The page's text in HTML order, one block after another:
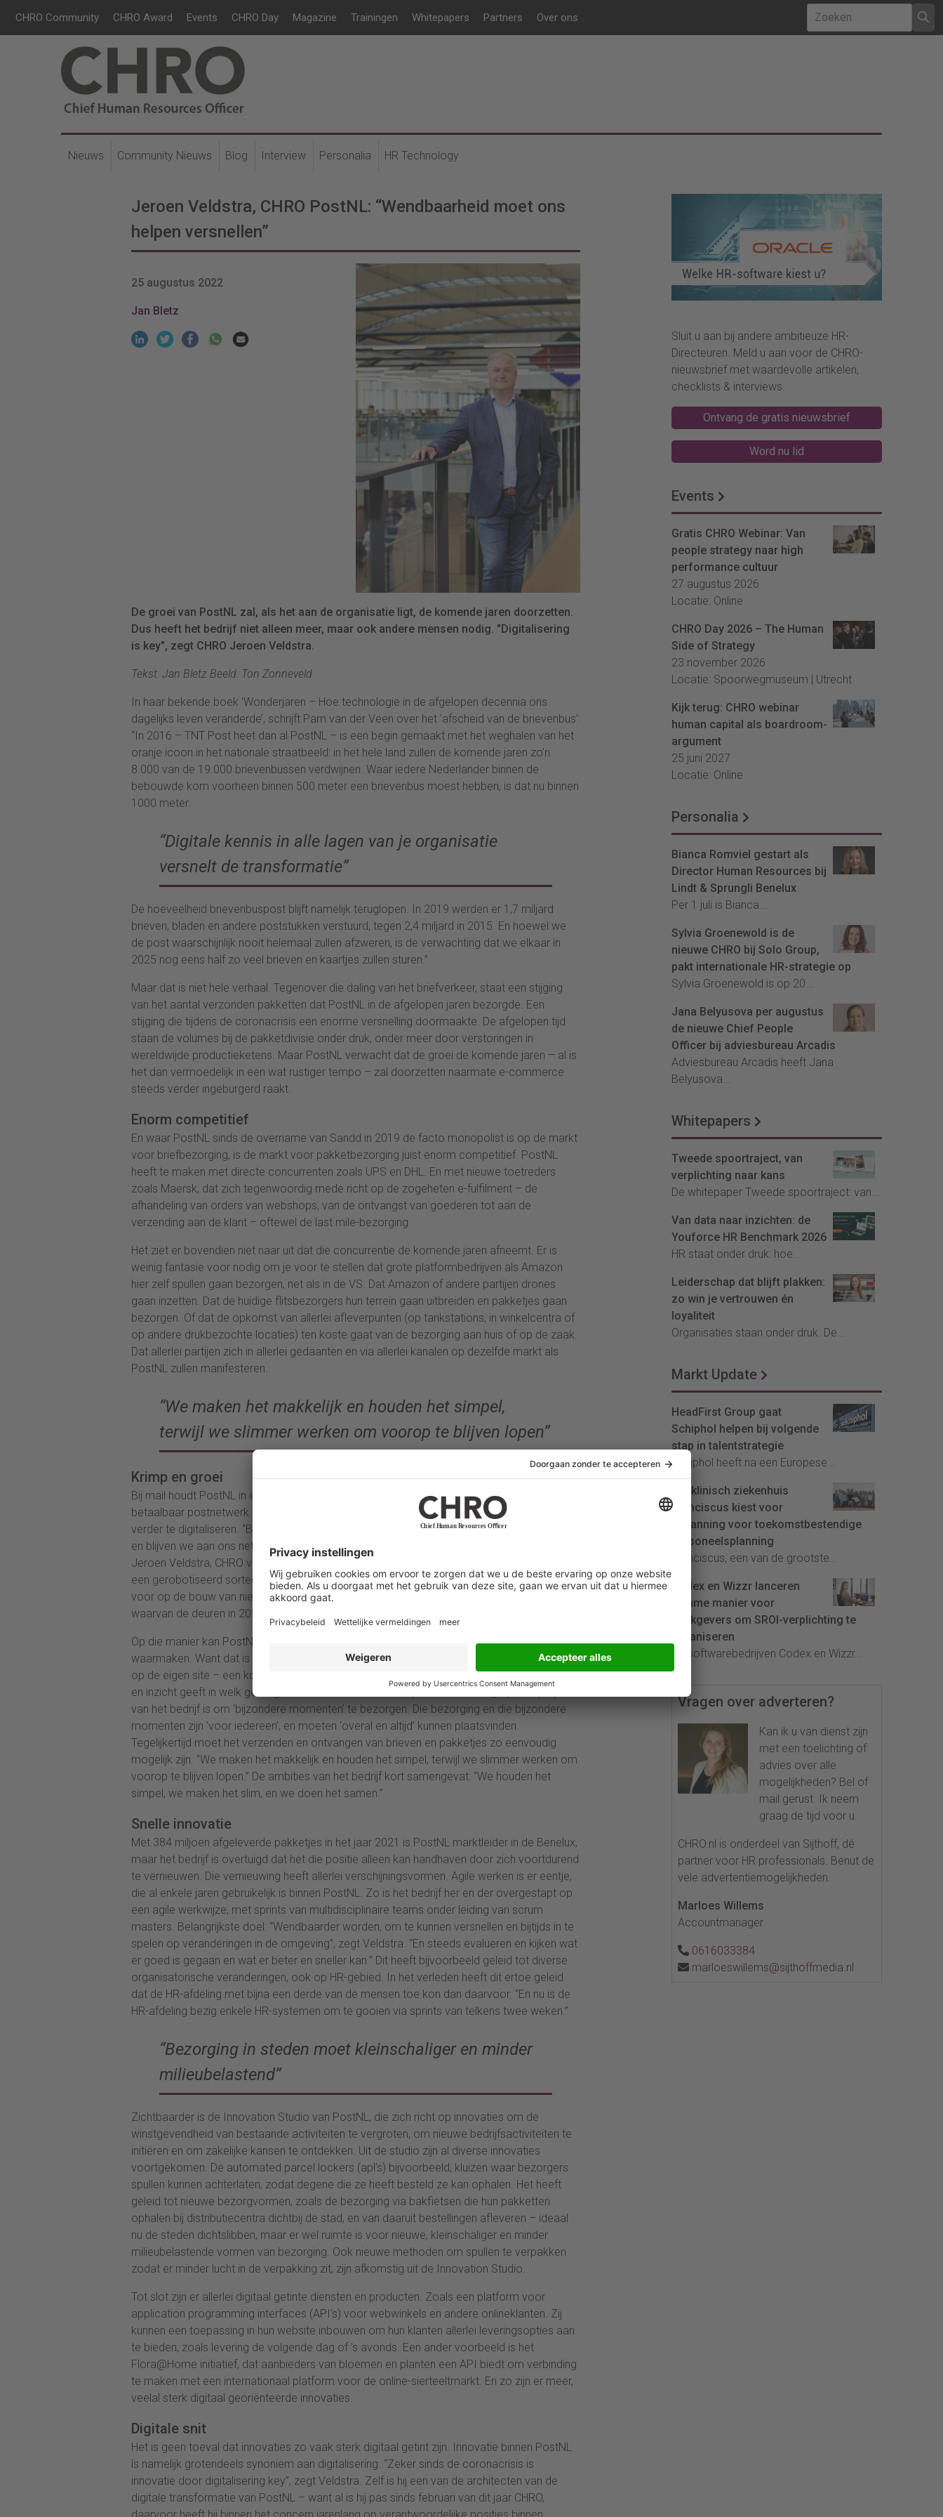
CHRO Community CHRO Award Events CHRO Day Magazine Trainingen Whitepapers Partners Over ons
Nieuws Community Nieuws Blog Interview Personalia HR Technology
Jeroen Veldstra, CHRO PostNL: “Wendbaarheid moet ons
helpen versnellen”
25 augustus 2022
Jan Bletz
De groei van PostNL zal, als het aan de organisatie ligt, de komende jaren doorzetten.
Dus heeft het bedrijf niet alleen meer, maar ook andere mensen nodig. "Digitalisering
is key", zegt CHRO Jeroen Veldstra.
Tekst: Jan Bletz Beeld: Ton Zonneveld
In haar bekende boek ‘Wonderjaren – Hoe technologie in de afgelopen decennia ons
dagelijks leven veranderde’, schrijft Pam van der Veen over het ‘afscheid van de brievenbus’:
“In 2016 – TNT Post heet dan al PostNL – is een begin gemaakt met het weghalen van het
oranje icoon in het nationale straatbeeld: in het hele land zullen de komende jaren zo’n
8.000 van de 19.000 brievenbussen verdwijnen. Waar iedere Nederlander binnen de
bebouwde kom voorheen binnen 500 meter een brievenbus moest hebben, is dat nu binnen
1000 meter.
“Digitale kennis in alle lagen van je organisatie
versnelt de transformatie”
De hoeveelheid brievenbuspost blijft namelijk teruglopen. In 2019 werden er 1,7 miljard
brieven, bladen en andere poststukken verstuurd, tegen 2,4 miljard in 2015. En hoewel we
de post waarschijnlijk nooit helemaal zullen afzweren, is de verwachting dat we elkaar in
2025 nog eens half zo veel brieven en kaartjes zullen sturen.”
Maar dat is niet hele verhaal. Tegenover die daling van het briefverkeer, staat een stijging
van het aantal verzonden pakketten dat PostNL in de afgelopen jaren bezorgde. Een
stijging die tijdens de coronacrisis een enorme versnelling doormaakte. De afgelopen tijd
staan de volumes bij de pakketdivisie onder druk, onder meer door verstoringen in
wereldwijde productieketens. Maar PostNL verwacht dat de groei de komende jaren – al is
het dan vermoedelijk in een wat rustiger tempo – zal doorzetten naarmate e-commerce
steeds verder ingeburgerd raakt.
Enorm competitief
En waar PostNL sinds de overname van Sandd in 2019 de facto monopolist is op de markt
voor briefbezorging, is de markt voor pakketbezorging juist enorm competitief. PostNL
heeft te maken met directe concurrenten zoals UPS en DHL. En met nieuwe toetreders
zoals Maersk, dat zich tegenwoordig mede richt op de zogeheten e-fulfilment – de
afhandeling van orders van webshops, van de ontvangst van goederen tot aan de
verzending aan de klant – oftewel de last mile-bezorging.
Het ziet er bovendien niet naar uit dat die concurrentie de komende jaren afneemt. Er is
weinig fantasie voor nodig om je voor te stellen dat grote platformbedrijven als Amazon
hier zelf spullen gaan bezorgen, net als in de VS. Dat Amazon of andere partijen drones
gaan inzetten. Dat de huidige flitsbezorgers hun terrein gaan uitbreiden en pakketjes gaan
bezorgen. Of dat de opkomst van allerlei afleverpunten (op tankstations, in winkelcentra of
op andere drukbezochte locaties) ten koste gaat van de bezorging aan huis of op de zaak.
Dat allerlei partijen zich in allerlei gedaanten en via allerlei kanalen op dezelfde markt als
PostNL zullen manifesteren.
“We maken het makkelijk en houden het simpel,
terwijl we slimmer werken om voorop te blijven lopen”
Krimp en groei
Bij mail houdt PostNL in een krimpende markt de focus op een bereikbaar, betrouwbaar en
betaalbaar postnetwerk door processen te centraliseren en door producten en diensten
verder te digitaliseren. “Bij pakketten richten we ons in op verdere groei van e-commerce
en blijven we aan ons netwerk bouwen om onze klanten optimaal te kunnen bedienen”, zegt
Jeroen Veldstra, CHRO van PostNL. “We hebben 27 sorteercentra in Nederland waaronder
een gerobotiseerd sorteercentrum voor kleine pakketten in Nieuwegein. We bereiden ons
voor op de bouw van nieuwe pakkettensorteercentra in Hoogeveen en Alphen aan de Rijn
waarvan de deuren in 2023 openen.”
Op die manier kan PostNL zijn streven om de ‘favoriete bezorger binnen de Benelux te zijn’
waarmaken. Want dat is de missie van het bedrijf, zoals vastgelegd in een ‘oranje kompas’
op de eigen site – een kompas ‘dat antwoord geeft op de vragen waarom, wie, wat en hoe
en inzicht geeft in welk gedrag, werkklimaat en leiderschap daarvoor nodig zijn’. De purpose
van het bedrijf is om ‘bijzondere momenten’ te bezorgen. Die bezorging en die bijzondere
momenten zijn ‘voor iedereen’, en moeten ‘overal en altijd’ kunnen plaatsvinden.
Tegelijkertijd moet het verzenden en ontvangen van brieven en pakketjes zo eenvoudig
mogelijk zijn. “We maken het makkelijk en houden het simpel, terwijl we slimmer werken om
voorop te blijven lopen.” De ambities van het bedrijf kort samengevat: “We houden het
simpel, we maken het slim, en we doen het samen.”
Snelle innovatie
Met 384 miljoen afgeleverde pakketjes in het jaar 2021 is PostNL marktleider in de Benelux,
maar het bedrijf is overtuigd dat het die positie alleen kan handhaven door zich voortdurend
te vernieuwen. Die vernieuwing heeft allerlei verschijningsvormen. Agile werken is er eentje,
die al enkele jaren gebruikelijk is binnen PostNL. Zo is het bedrijf her en der overgestapt op
een agile werkwijze, met sprints van multidisciplinaire teams onder leiding van scrum
masters. Belangrijkste doel: “Wendbaarder worden, om te kunnen versnellen en bijtijds in te
spelen op veranderingen in de omgeving”, zegt Veldstra. “En steeds evalueren en kijken wat
er goed is gegaan en wat er beter en sneller kan.” Dit heeft bijvoorbeeld geleid tot diverse
organisatorische veranderingen, ook op HR-gebied. In het verleden heeft dit ertoe geleid
dat de HR-afdeling met bijna een derde van de mensen toe kon dan daarvoor. “En nu is de
HR-afdeling bezig enkele HR-systemen om te gooien via sprints van telkens twee weken.”
“Bezorging in steden moet kleinschaliger en minder
milieubelastend”
Zichtbaarder is de Innovation Studio van PostNL, die zich richt op innovaties om de
winstgevendheid van bestaande activiteiten te vergroten, om nieuwe bedrijfsactiviteiten te
initiëren en om zakelijke kansen te ontdekken. Uit de studio zijn al diverse innovaties
voortgekomen. De automated parcel lockers (apl’s) bijvoorbeeld, kluizen waar bezorgers
spullen kunnen achterlaten, zodat degene die ze heeft besteld ze kan ophalen. Het heeft
geleid tot nieuwe bezorgvormen, zoals de bezorging via bakfietsen die hun pakketten
ophalen bij distributiecentra dichtbij de stad, en van daaruit bestellingen afleveren – ideaal
nu de steden dichtslibben, maar er wel ruimte is voor nieuwe, kleinschaliger en minder
milieubelastende vormen van bezorging. Ook nieuwe methoden om spullen te verpakken
zodat er minder lucht in de verpakking zit, zijn afkomstig uit de Innovation Studio.
Tot slot zijn er allerlei digitaal getinte diensten en producten. Zoals een platform voor
application programming interfaces (API’s) voor webwinkels en andere onlineklanten. Zij
kunnen een toepassing in hun website inbouwen om hun klanten allerlei leveringsopties aan
te bieden, zoals levering de volgende dag of ’s avonds. Een ander voorbeeld is het
Flora@Home initiatief, dat aanbieders van bloemen en planten een API biedt om verbinding
te maken met een internationaal platform voor de online-sierteeltmarkt. En zo zijn er meer,
veelal sterk digitaal georiënteerde innovaties.
Digitale snit
Het is geen toeval dat innovaties zo vaak sterk digitaal getint zijn. Innovatie binnen PostNL
ís namelijk grotendeels synoniem aan digitalisering. “Zeker sinds de coronacrisis is
innovatie door digitalisering key”, zegt Veldstra. Zelf is hij een van de architecten van de
digitale transformatie van PostNL – want al is hij pas sinds februari van dit jaar CHRO,
Sluit u aan bij andere ambitieuze HR-
Directeuren. Meld u aan voor de CHRO-
nieuwsbrief met waardevolle artikelen,
checklists & interviews.
Ontvang de gratis nieuwsbrief
Word nu lid
Events
Gratis CHRO Webinar: Van
people strategy naar high
performance cultuur
27 augustus 2026
Locatie: Online
CHRO Day 2026 – The Human
Side of Strategy
23 november 2026
Locatie: Spoorwegmuseum | Utrecht
Kijk terug: CHRO webinar
human capital als boardroom-
argument
25 juni 2027
Locatie: Online
Personalia
Bianca Romviel gestart als
Director Human Resources bij
Lindt & Sprungli Benelux
Per 1 juli is Bianca...
Sylvia Groenewold is de
nieuwe CHRO bij Solo Group,
pakt internationale HR-strategie op
Sylvia Groenewold is op 20...
Jana Belyusova per augustus
de nieuwe Chief People
Officer bij adviesbureau Arcadis
Adviesbureau Arcadis heeft Jana
Belyusova...
Whitepapers
Tweede spoortraject, van
verplichting naar kans
De whitepaper Tweede spoortraject: van...
Van data naar inzichten: de
Youforce HR Benchmark 2026
HR staat onder druk: hoe...
Leiderschap dat blijft plakken:
zo win je vertrouwen én
loyaliteit
Organisaties staan onder druk. De...
Markt Update
HeadFirst Group gaat
Schiphol helpen bij volgende
stap in talentstrategie
Schiphol heeft na een Europese...
Topklinisch ziekenhuis
Franciscus kiest voor
InPlanning voor toekomstbestendige
personeelsplanning
Franciscus, een van de grootste...
Codex en Wizzr lanceren
slimme manier voor
werkgevers om SROI-verplichting te
organiseren
De softwarebedrijven Codex en Wizzr...
Vragen over adverteren?
Kan ik u van dienst zijn
met een toelichting of
advies over alle
mogelijkheden? Bel of
mail gerust. Ik neem
graag de tijd voor u.
CHRO.nl is onderdeel van Sijthoff, dé
partner voor HR professionals. Benut de
vele advertentiemogelijkheden.
Marloes Willems
Accountmanager
0616033384
marloeswillems@sijthoffmedia.nl